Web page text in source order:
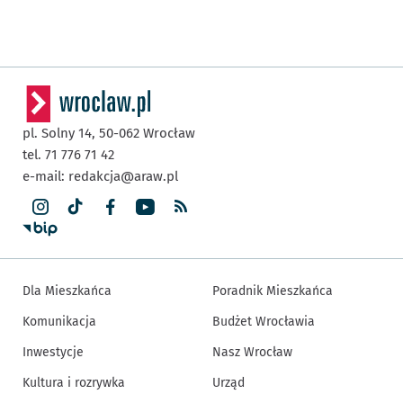
pl. Solny 14, 50-062 Wrocław
tel. 71 776 71 42
e-mail: redakcja@araw.pl
Dla Mieszkańca
Komunikacja
Inwestycje
Kultura i rozrywka
Poradnik Mieszkańca
Budżet Wrocławia
Nasz Wrocław
Urząd